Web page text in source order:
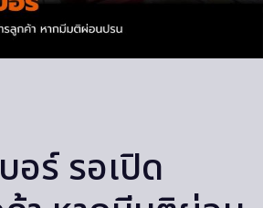
อร์ รอเปิด